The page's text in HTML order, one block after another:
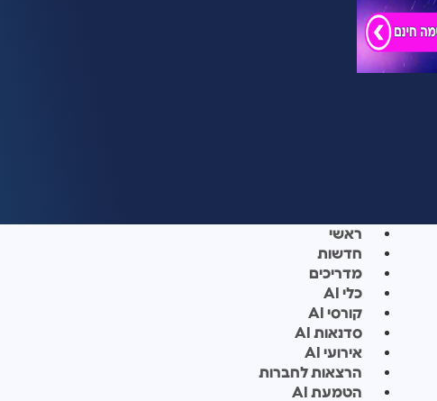
ראשי
חדשות
מדריכים
כלי AI
קורסי AI
סדנאות AI
אירועי AI
הרצאות לחברות
הטמעת AI